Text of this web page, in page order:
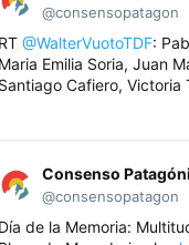
@consensopatagon
RT @WalterVuotoTDF:
Maria Emilia Soria, Juan
Santiago Cafiero, Victoria
Consenso
@consensopatagon
Día de la Memoria: